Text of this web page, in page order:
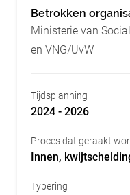
Betrokken
Ministerie van
en VNG/UvW
Tijdsplanning
2024 - 2026
Proces dat geraakt
Innen,
Typering